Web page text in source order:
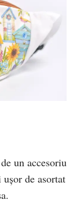
un accesoriu
de asortat